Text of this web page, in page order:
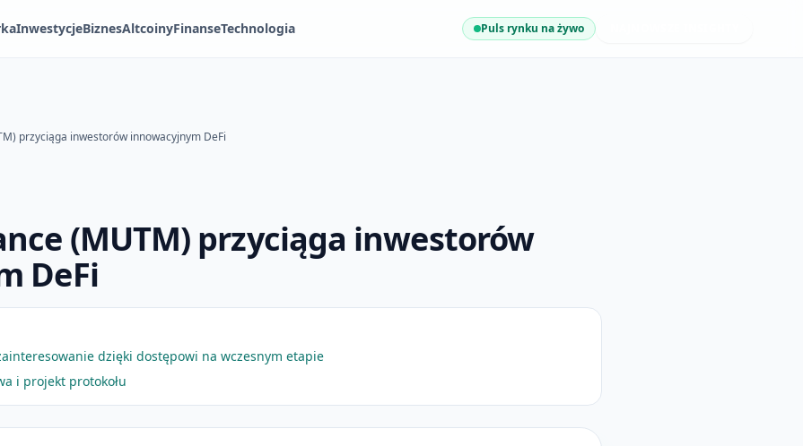
InwestycjeBiznesAltcoinyFinanseTechnologia Puls rynku na żywo
przyciąga inwestorów innowacyjnym DeFi
(MUTM) przyciąga inwestorów
DeFi
dzięki dostępowi na wczesnym etapie
i projekt protokołu